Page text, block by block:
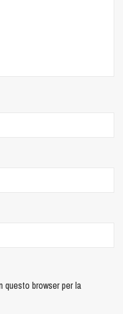
questo browser per la